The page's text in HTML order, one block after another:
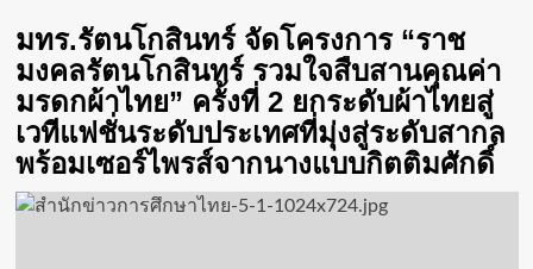
มทร.รัตนโกสินทร์ จัดโครงการ “ราช
มงคลรัตนโกสินทร์ รวมใจสืบสานคุณค่า
มรดกผ้าไทย” ครั้งที่ 2 ยกระดับผ้าไทยสู่
เวทีแฟชั่นระดับประเทศที่มุ่งสู่ระดับสากล
พร้อมเซอร์ไพรส์จากนางแบบกิตติมศักดิ์